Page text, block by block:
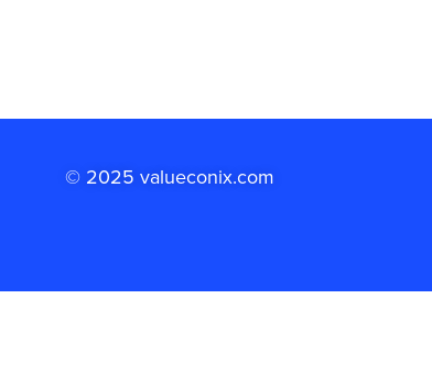
© 2025 valueconix.com